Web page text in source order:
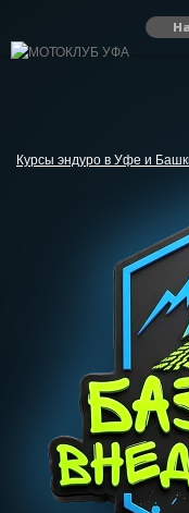
Курсы эндуро в Уфе и